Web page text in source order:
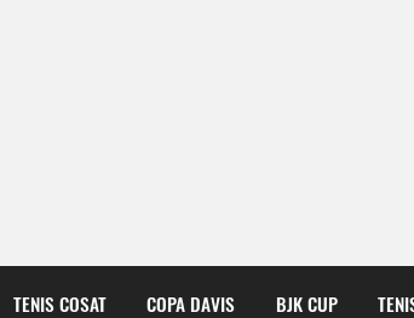
TENIS COSAT COPA DAVIS BJK CUP